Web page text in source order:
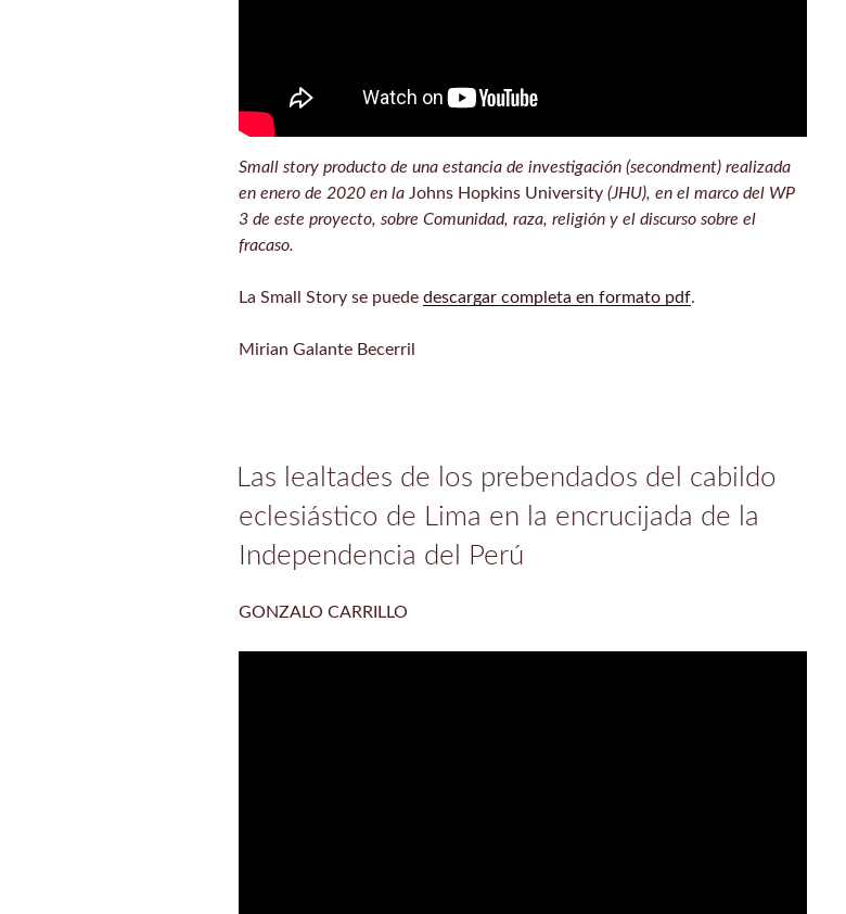
Small story producto de una estancia de investigación (secondment) realizada
en enero de 2020 en la Johns Hopkins University (JHU), en el marco del WP
3 de este proyecto, sobre Comunidad, raza, religión y el discurso sobre el
fracaso.
La Small Story se puede descargar completa en formato pdf.
Mirian Galante Becerril
Las lealtades de los prebendados del cabildo
eclesiástico de Lima en la encrucijada de la
Independencia del Perú
GONZALO CARRILLO